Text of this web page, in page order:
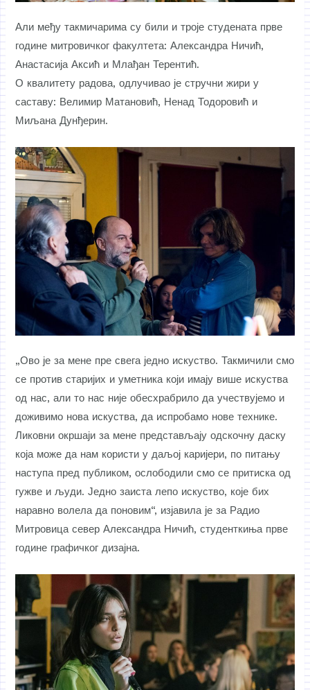
Али међу такмичарима су били и троје студената прве
године митровичког факултета: Александра Ничић,
Анастасија Аксић и Млађан Терентић.
О квалитету радова, одлучивао је стручни жири у
саставу: Велимир Матановић, Ненад Тодоровић и
Миљана Дунђерин.
„Ово је за мене пре свега једно искуство. Такмичили смо
се против старијих и уметника који имају више искуства
од нас, али то нас није обесхрабрило да учествујемо и
доживимо нова искуства, да испробамо нове технике.
Ликовни окршаји за мене представљају одскочну даску
која може да нам користи у даљој каријери, по питању
наступа пред публиком, ослободили смо се притиска од
гужве и људи. Једно заиста лепо искуство, које бих
наравно волела да поновим“, изјавила је за Радио
Митровица север Александра Ничић, студенткиња прве
године графичког дизајна.